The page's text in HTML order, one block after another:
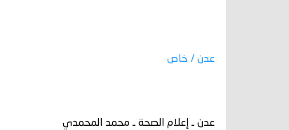
عدن / خاص
عدن ـ إعلام الصحة ـ محمد المحمدي